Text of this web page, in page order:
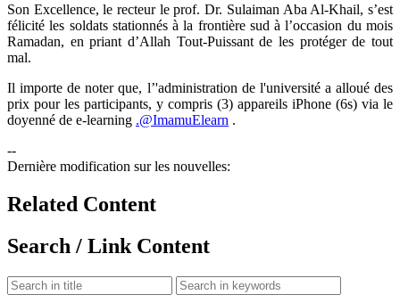
Son Excellence, le recteur le prof. Dr. Sulaiman Aba Al-Khail, s’est
félicité les soldats stationnés à la frontière sud à l’occasion du mois
Ramadan, en priant d’Allah Tout-Puissant de les protéger de tout
mal.
Il importe de noter que, l’'administration de l'université a alloué des
prix pour les participants, y compris (3) appareils iPhone (6s) via le
doyenné de e-learning .@ImamuElearn .
--
Dernière modification sur les nouvelles:
Related Content
Search / Link Content